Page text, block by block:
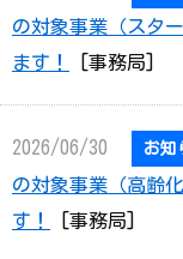
の対象事業（スタ
ます！
[事務局]
2026/06/30 お知
の対象事業（高齢
す！
[事務局]